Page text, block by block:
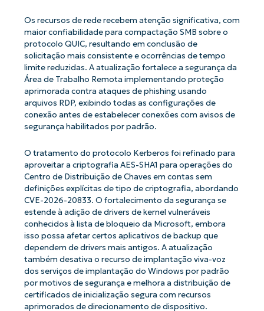
Os recursos de rede recebem atenção significativa, com
maior confiabilidade para compactação SMB sobre o
protocolo QUIC, resultando em conclusão de
solicitação mais consistente e ocorrências de tempo
limite reduzidas. A atualização fortalece a segurança da
Área de Trabalho Remota implementando proteção
aprimorada contra ataques de phishing usando
arquivos RDP, exibindo todas as configurações de
conexão antes de estabelecer conexões com avisos de
segurança habilitados por padrão.
O tratamento do protocolo Kerberos foi refinado para
aproveitar a criptografia AES-SHA1 para operações do
Centro de Distribuição de Chaves em contas sem
definições explícitas de tipo de criptografia, abordando
CVE-2026-20833. O fortalecimento da segurança se
estende à adição de drivers de kernel vulneráveis ​​
conhecidos à lista de bloqueio da Microsoft, embora
isso possa afetar certos aplicativos de backup que
dependem de drivers mais antigos. A atualização
também desativa o recurso de implantação viva-voz
dos serviços de implantação do Windows por padrão
por motivos de segurança e melhora a distribuição de
certificados de inicialização segura com recursos
aprimorados de direcionamento de dispositivo.